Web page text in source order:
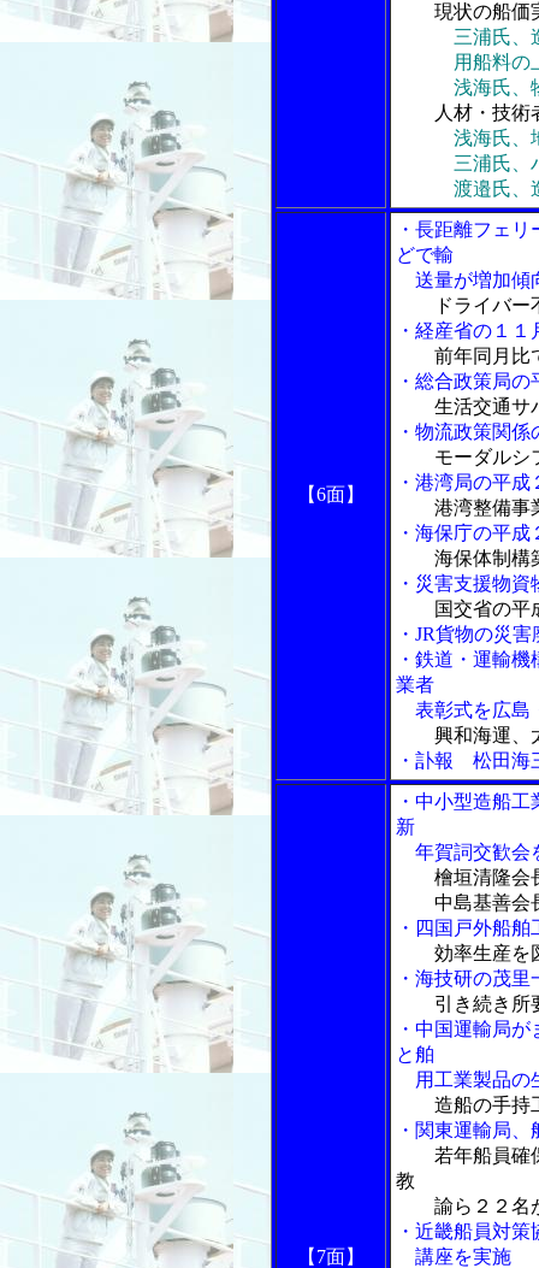
現状の船価
三浦氏、
用船料の上
浅海氏、物
人材・技術
浅海氏、
三浦氏、ハ
渡邉氏、造
【6面】
・長距離フェ
どで輸
送量が増加傾
ドライバ
・経産省の１
前年同月比
・総合政策局
生活交通サ
・物流政策関
モーダルシ
・港湾局の平
港湾整備事
・海保庁の平
海保体制構
・災害支援物
国交省の平
・JR貨物の災
・鉄道・運輸
業者
表彰式を広島
興和海運、
・訃報 松田海
【7面】
・中小型造船
新
年賀詞交歓会
檜垣清隆会
中島基善会長
・四国戸外船
効率生産を
・海技研の茂
引き続き所
・中国運輸局
と舶
用工業製品の
造船の手持
・関東運輸局
若年船員確
教
諭ら２２名
・近畿船員対
講座を実施